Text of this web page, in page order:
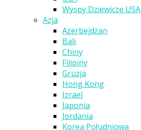
Wyspy Dziewicze USA
Azja
Azerbejdżan
Bali
Chiny
Filipiny
Gruzja
Hong Kong
Izrael
Japonia
Jordania
Korea Południowa